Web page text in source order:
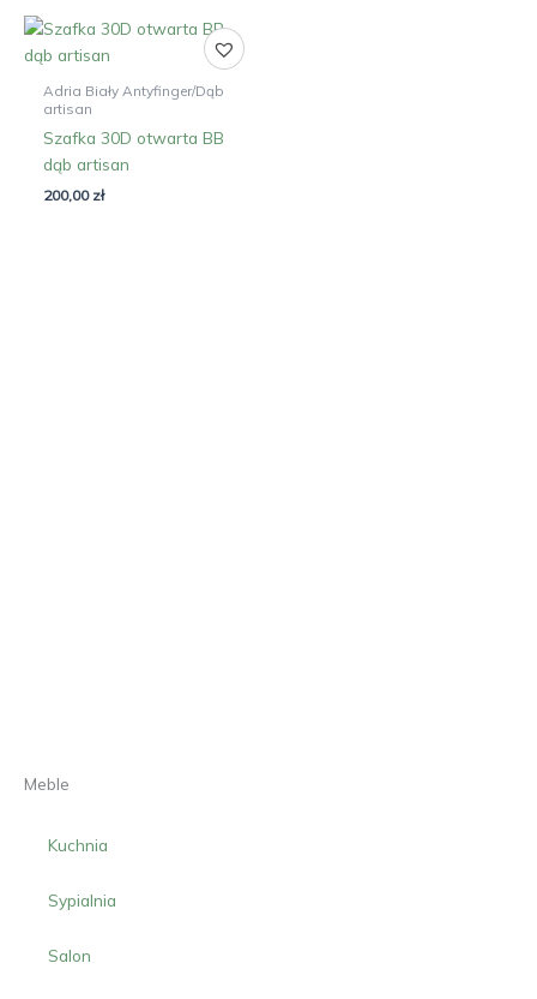
Adria Biały Antyfinger/Dąb
artisan
Szafka 30D otwarta BB
dąb artisan
200,00 zł
Meble
Kuchnia
Sypialnia
Salon